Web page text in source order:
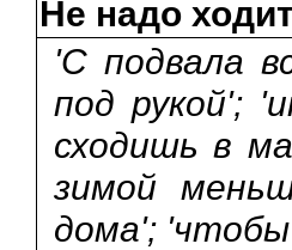
Не надо
'С подвала
под рукой';
сходишь в
зимой
дома'; 'чтобы